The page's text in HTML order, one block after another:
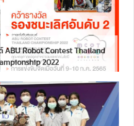
ABU Robot Contest Thailand
2022